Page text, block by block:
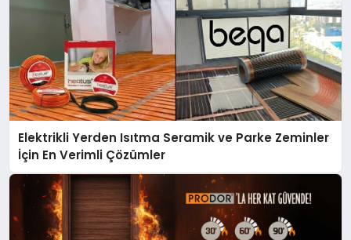
Elektrikli Yerden Isıtma Seramik ve Parke Zeminler
İçin En Verimli Çözümler